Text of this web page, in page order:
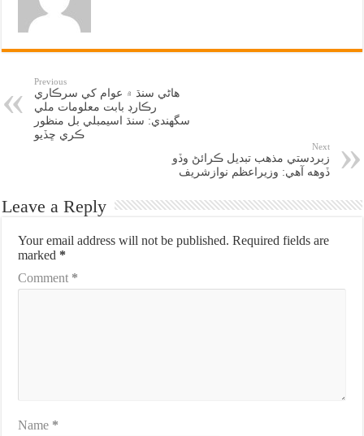
Previous
هاڻي سنڌ ۾ عوام کي سرڪاري
رڪارڊ بابت معلومات ملي
سگهندي: سنڌ اسيمبلي بل منظور
ڪري ڇڏيو
Next
زبردستي مذهب تبديل ڪرائڻ وڏو
ڏوهه آهي: وزيراعظم نوازشريف
Leave a Reply
Your email address will not be published. Required fields are
marked *
Comment *
Name *